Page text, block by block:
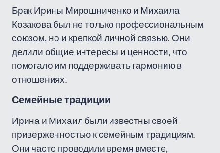
Брак Ирины Мирошниченко и Михаила
Козакова был не только профессиональным
союзом, но и крепкой личной связью. Они
делили общие интересы и ценности, что
помогало им поддерживать гармонию в
отношениях.
Семейные традиции
Ирина и Михаил были известны своей
приверженностью к семейным традициям.
Они часто проводили время вместе,